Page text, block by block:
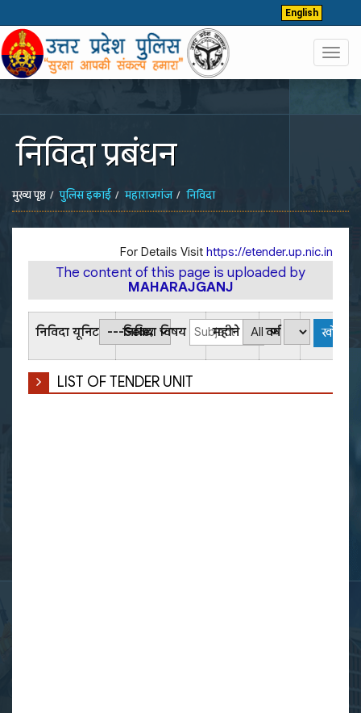
English
निविदा प्रबंधन
मुख्य पृष्ठ पुलिस इकाई महाराजगंज निविदा
For Details Visit https://etender.up.nic.in
The content of this page is uploaded by
MAHARAJGANJ
निविदा यूनिट निविदा विषय महीने वर्ष
LIST OF TENDER UNIT